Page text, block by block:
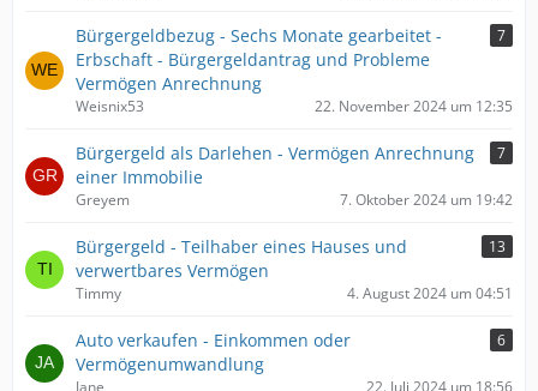
Bürgergeldbezug - Sechs Monate gearbeitet -
Erbschaft - Bürgergeldantrag und Probleme
Vermögen Anrechnung
7
Weisnix53 22. November 2024 um 12:35
Bürgergeld als Darlehen - Vermögen Anrechnung
einer Immobilie
7
Greyem 7. Oktober 2024 um 19:42
Bürgergeld - Teilhaber eines Hauses und
verwertbares Vermögen
13
Timmy 4. August 2024 um 04:51
Auto verkaufen - Einkommen oder
Vermögenumwandlung
6
Jane 22. Juli 2024 um 18:56